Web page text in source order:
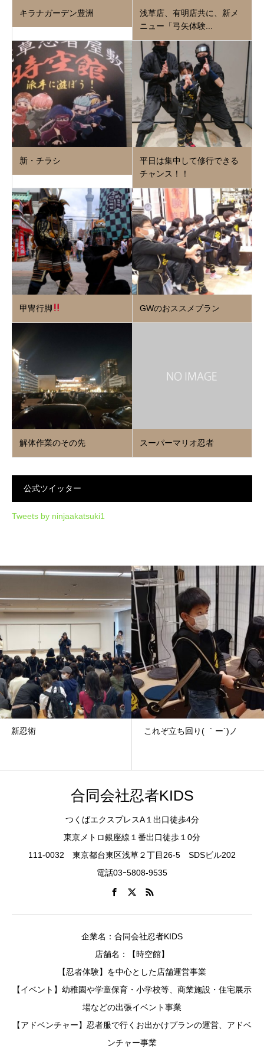
キラナガーデン豊洲
浅草店、有明店共に、新メ
ニュー「弓矢体験...
新・チラシ
平日は集中して修行できる
チャンス！！
甲冑行脚 GWのおススメプラン
解体作業のその先 スーパーマリオ忍者
公式ツイッター
Tweets by ninjaakatsuki1
新忍術 これぞ立ち回り( ｀ー´)ノ
合同会社忍者KIDS
つくばエクスプレスA１出口徒歩4分
東京メトロ銀座線１番出口徒歩１0分
111-0032 東京都台東区浅草２丁目26-5 SDSビル202
電話03ｰ5808-9535
企業名：合同会社忍者KIDS
店舗名：【時空館】
【忍者体験】を中心とした店舗運営事業
【イベント】幼稚園や学童保育・小学校等、商業施設・住宅展示
場などの出張イベント事業
【アドベンチャー】忍者服で行くお出かけプランの運営、アドベ
ンチャー事業